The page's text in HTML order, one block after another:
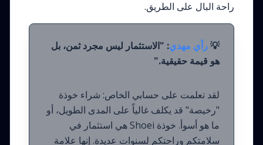
راحة البال على الطريق.
💡رأي مهدي: "الاستثمار ليس مجرد ثمن، بل
هو قيمة حقيقية."
لقد تعلمت على حسابي الخاص: شراء خوذة
"رخيصة" قد يكلف غالياً على المدى الطويل، أو
ما هو أسوأ. خوذة Shoei هي استثمار في
سلامتكم وراحتكم لسنوات عديدة. إنها علامة